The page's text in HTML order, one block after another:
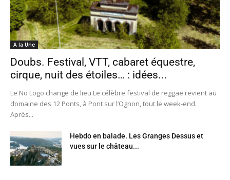
A la Une
Doubs. Festival, VTT, cabaret équestre,
cirque, nuit des étoiles… : idées...
Le No Logo change de lieu Le célèbre festival de reggae revient au
domaine des 12 Ponts, à Pont sur l’Ognon, tout le week-end.
Après...
Hebdo en balade. Les Granges Dessus et
vues sur le château...